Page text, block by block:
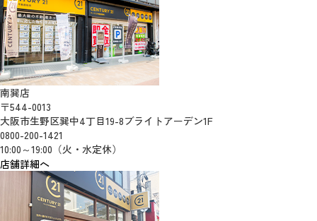
南巽店
〒544-0013
大阪市生野区巽中4丁目19-8ブライトアーデン1F
0800-200-1421
10:00～19:00（火・水定休）
店舗詳細へ